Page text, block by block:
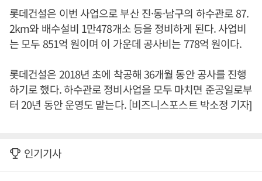
롯데건설은 이번 사업으로 부산 진·동·남구의 하수관로 87.
2km와 배수설비 1만478개소 등을 정비하게 된다. 사업비
는 모두 851억 원이며 이 가운데 공사비는 778억 원이다.
롯데건설은 2018년 초에 착공해 36개월 동안 공사를 진행
하기로 했다. 하수관로 정비사업을 모두 마치면 준공일로부
터 20년 동안 운영도 맡는다. [비즈니스포스트 박소정 기자]
인기기사